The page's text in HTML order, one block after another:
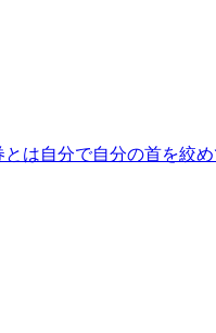
とは自分で自分の首を絞